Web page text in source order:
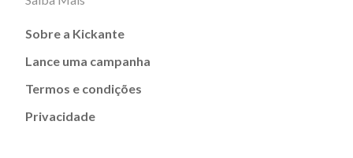
Sobre a Kickante
Lance uma campanha
Termos e condições
Privacidade